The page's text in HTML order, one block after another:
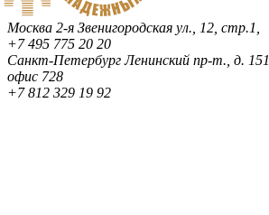
Москва 2-я Звенигородская ул., 12, стр.1,
+7 495 775 20 20
Санкт-ПетербургЛенинский пр-т., д. 151,
офис 728
+7 812 329 19 92